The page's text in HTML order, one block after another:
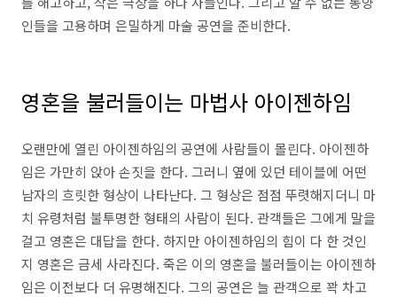
인들을 고용하며 은밀하게 마술 공연을 준비한다.
영혼을 불러들이는 마법사 아이젠하임
오랜만에 열린 아이젠하임의 공연에 사람들이 몰린다. 아이젠하
임은 가만히 앉아 손짓을 한다. 그러니 옆에 있던 테이블에 어떤
남자의 흐릿한 형상이 나타난다. 그 형상은 점점 뚜렷해지더니 마
치 유령처럼 불투명한 형태의 사람이 된다. 관객들은 그에게 말을
걸고 영혼은 대답을 한다. 하지만 아이젠하임의 힘이 다 한 것인
지 영혼은 금세 사라진다. 죽은 이의 영혼을 불러들이는 아이젠하
임은 이전보다 더 유명해진다. 그의 공연은 늘 관객으로 꽉 차고